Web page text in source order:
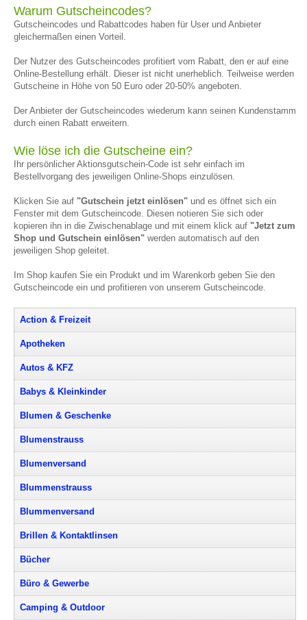
Warum Gutscheincodes?
Gutscheincodes und Rabattcodes haben für User und Anbieter
gleichermaßen einen Vorteil.
Der Nutzer des Gutscheincodes profitiert vom Rabatt, den er auf eine
Online-Bestellung erhält. Dieser ist nicht unerheblich. Teilweise werden
Gutscheine in Höhe von 50 Euro oder 20-50% angeboten.
Der Anbieter der Gutscheincodes wiederum kann seinen Kundenstamm
durch einen Rabatt erweitern.
Wie löse ich die Gutscheine ein?
Ihr persönlicher Aktionsgutschein-Code ist sehr einfach im
Bestellvorgang des jeweiligen Online-Shops einzulösen.
Klicken Sie auf "Gutschein jetzt einlösen" und es öffnet sich ein
Fenster mit dem Gutscheincode. Diesen notieren Sie sich oder
kopieren ihn in die Zwischenablage und mit einem klick auf "Jetzt zum
Shop und Gutschein einlösen" werden automatisch auf den
jeweiligen Shop geleitet.
Im Shop kaufen Sie ein Produkt und im Warenkorb geben Sie den
Gutscheincode ein und profitieren von unserem Gutscheincode.
Action & Freizeit
Apotheken
Autos & KFZ
Babys & Kleinkinder
Blumen & Geschenke
Blumenstrauss
Blumenversand
Blummenstrauss
Blummenversand
Brillen & Kontaktlinsen
Bücher
Büro & Gewerbe
Camping & Outdoor